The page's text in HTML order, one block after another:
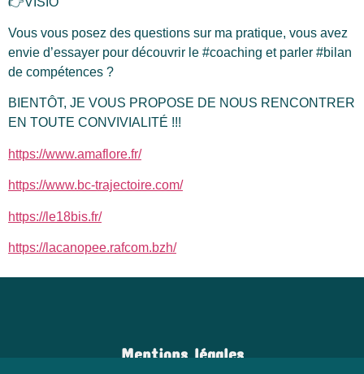
Vous vous posez des questions sur ma pratique, vous avez
envie d’essayer pour découvrir le #coaching et parler #bilan
de compétences ?
BIENTÔT, JE VOUS PROPOSE DE NOUS RENCONTRER
EN TOUTE CONVIVIALITÉ !!!
https://www.amaflore.fr/
https://www.bc-trajectoire.com/
https://le18bis.fr/
https://lacanopee.rafcom.bzh/
Mentions légales